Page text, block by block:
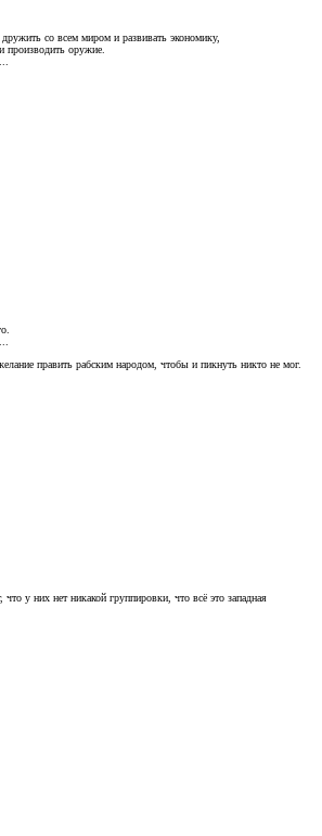
со всем миром и развивать экономику,
производить оружие.
править рабским народом, чтобы и пикнуть никто не мог.
у них нет никакой группировки, что всё это западная